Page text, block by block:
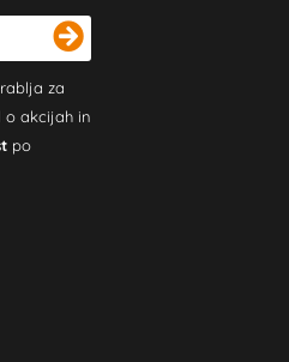
za
o akcijah in
po